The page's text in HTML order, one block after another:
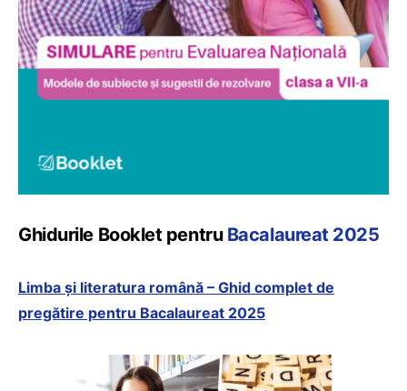
Ghidurile Booklet pentru Bacalaureat 2025
Limba și literatura română – Ghid complet de
pregătire pentru Bacalaureat 2025